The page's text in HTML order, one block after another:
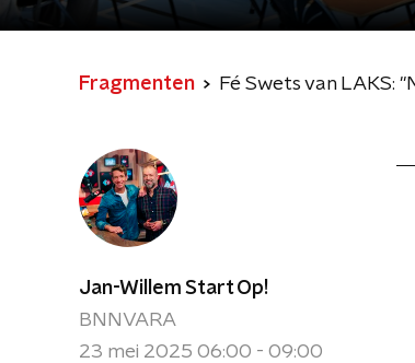
Fragmenten Fé Swets van LAKS:
Jan-Willem Start Op!
BNNVARA
23 mei 2025 06:00 - 09:00